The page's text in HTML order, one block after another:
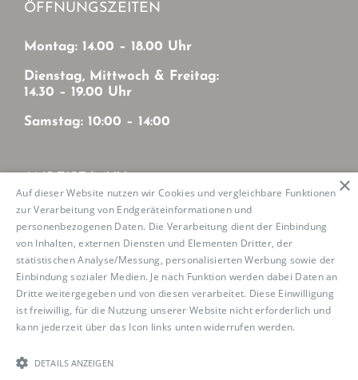
ÖFFNUNGSZEITEN
Montag: 14.00 – 18.00 Uhr
Dienstag, Mittwoch & Freitag:
14.30 – 19.00 Uhr
Samstag: 10:00 – 14:00
Mit MVV von München-Zentrum
U2: Haltestelle Josephsburg
Tram 21: Haltestelle Mutschellestr.
Copyright 2023 Boutique de la Danse | Impressum
Auf dieser Website nutzen wir Cookies und vergleichbare Funktionen
zur Verarbeitung von Endgeräteinformationen und
personenbezogenen Daten. Die Verarbeitung dient der Einbindung
von Inhalten, externen Diensten und Elementen Dritter, der
statistischen Analyse/Messung, personalisierten Werbung sowie der
Einbindung sozialer Medien. Je nach Funktion werden dabei Daten an
Dritte weitergegeben und von diesen verarbeitet. Diese Einwilligung
ist freiwillig, für die Nutzung unserer Website nicht erforderlich und
kann jederzeit über das Icon links unten widerrufen werden.
DETAILS ANZEIGEN
×